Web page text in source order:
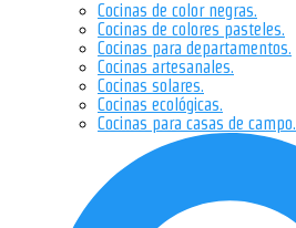
Cocinas de color negras.
Cocinas de colores pasteles.
Cocinas para departamentos.
Cocinas artesanales.
Cocinas solares.
Cocinas ecológicas.
Cocinas para casas de campo.